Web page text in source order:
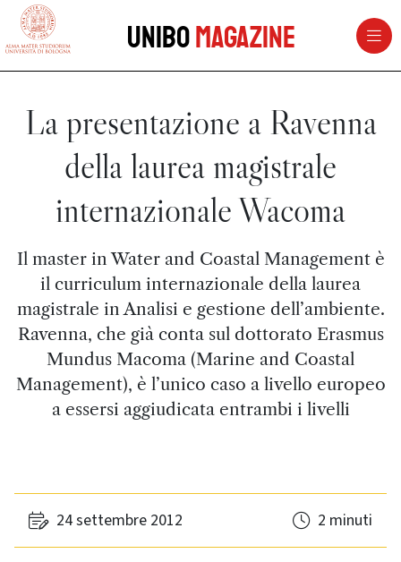
vai al contenuto della pagina
UniboMagazine
La presentazione a Ravenna
della laurea magistrale
internazionale Wacoma
Il master in Water and Coastal Management è
il curriculum internazionale della laurea
magistrale in Analisi e gestione dell’ambiente.
Ravenna, che già conta sul dottorato Erasmus
Mundus Macoma (Marine and Coastal
Management), è l’unico caso a livello europeo
a essersi aggiudicata entrambi i livelli
24 settembre 2012 2 minuti